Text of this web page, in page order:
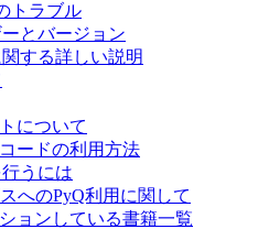
トラブル
とバージョン
する詳しい説明
について
ードの利用方法
うには
へのPyQ利用に関して
ョンしている書籍一覧